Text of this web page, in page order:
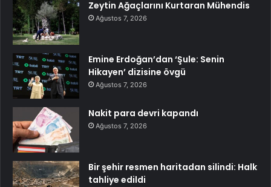
Zeytin Ağaçlarını Kurtaran Mühendis
Ağustos 7, 2026
Emine Erdoğan’dan ‘Şule: Senin
Hikayen’ dizisine övgü
Ağustos 7, 2026
Nakit para devri kapandı
Ağustos 7, 2026
Bir şehir resmen haritadan silindi: Halk
tahliye edildi